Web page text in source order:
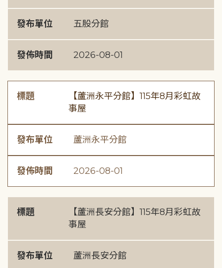
發布單位 五股分館
發佈時間 2026-08-01
標題
【蘆洲永平分館】115年8月彩虹故
事屋
發布單位 蘆洲永平分館
發佈時間 2026-08-01
標題
【蘆洲長安分館】115年8月彩虹故
事屋
發布單位 蘆洲長安分館